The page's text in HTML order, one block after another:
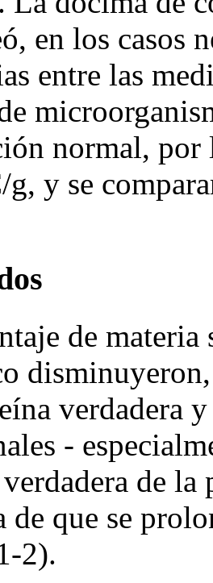
en los casos
entre las
normal, por
y se
de
verdadera
-
de
de que se
2).